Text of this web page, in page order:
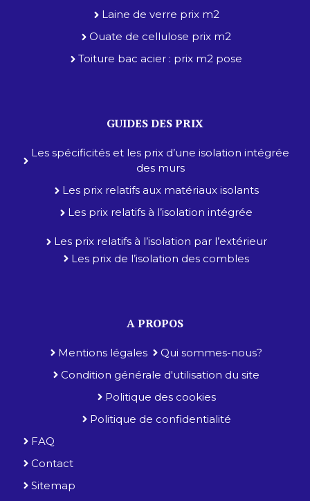
Laine de verre prix m2
Ouate de cellulose prix m2
Toiture bac acier : prix m2 pose
GUIDES DES PRIX
Les spécificités et les prix d’une isolation intégrée
des murs
Les prix relatifs aux matériaux isolants
Les prix relatifs à l’isolation intégrée
Les prix relatifs à l’isolation par l’extérieur
Les prix de l’isolation des combles
A PROPOS
Mentions légales
Qui sommes-nous?
Condition générale d'utilisation du site
Politique des cookies
Politique de confidentialité
FAQ
Contact
Sitemap